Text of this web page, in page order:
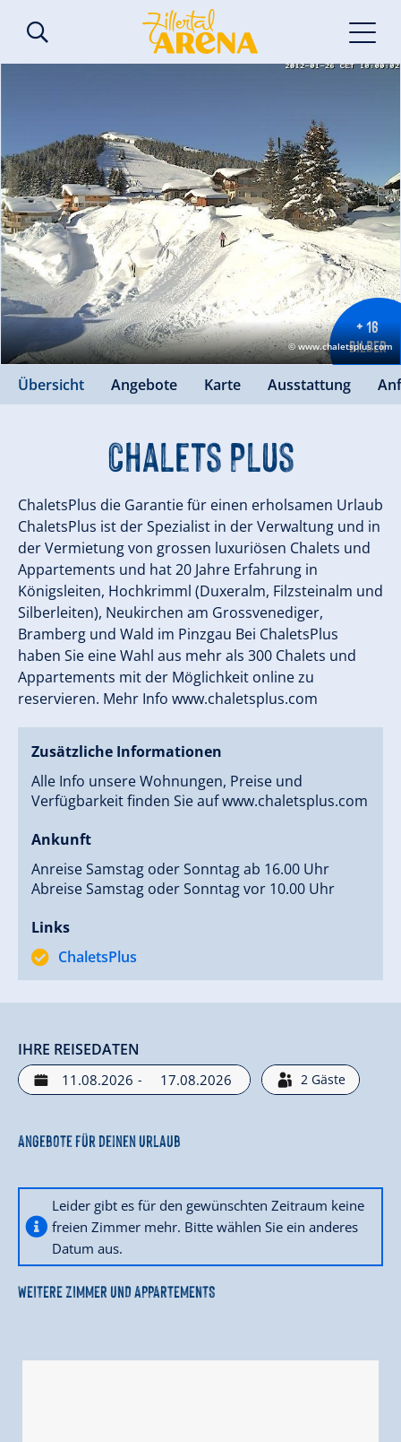
© www.chaletsplus.com
+ 16
BILDER
Übersicht Angebote Karte Ausstattung
Chalets Plus
ChaletsPlus die Garantie für einen erholsamen Urlaub
ChaletsPlus ist der Spezialist in der Verwaltung und in
der Vermietung von grossen luxuriösen Chalets und
Appartements und hat 20 Jahre Erfahrung in
Königsleiten, Hochkrimml (Duxeralm, Filzsteinalm und
Silberleiten), Neukirchen am Grossvenediger,
Bramberg und Wald im Pinzgau Bei ChaletsPlus
haben Sie eine Wahl aus mehr als 300 Chalets und
Appartements mit der Möglichkeit online zu
reservieren. Mehr Info www.chaletsplus.com
Zusätzliche Informationen
Alle Info unsere Wohnungen, Preise und
Verfügbarkeit finden Sie auf www.chaletsplus.com
Ankunft
Anreise Samstag oder Sonntag ab 16.00 Uhr
Abreise Samstag oder Sonntag vor 10.00 Uhr
Links
ChaletsPlus
IHRE REISEDATEN
- 2 Gäste
Angebote für deinen Urlaub
Leider gibt es für den gewünschten Zeitraum keine
freien Zimmer mehr. Bitte wählen Sie ein anderes
Datum aus.
WEITERE ZIMMER UND APPARTEMENTS